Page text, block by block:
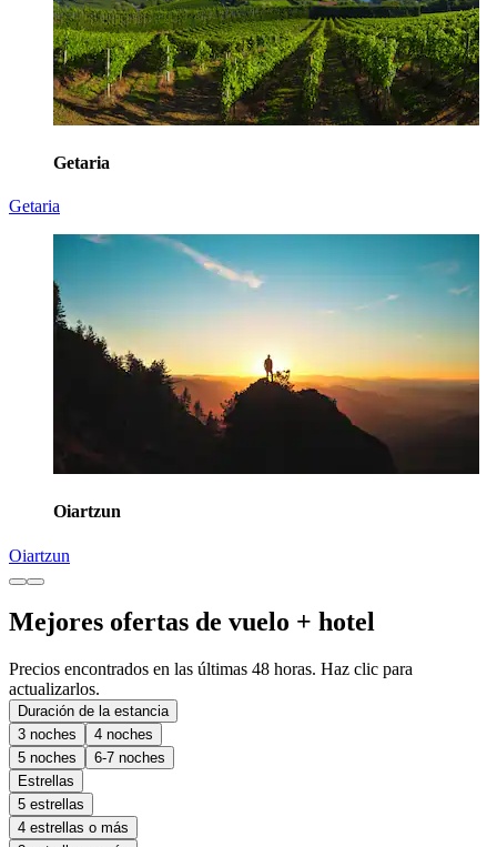
Getaria
Getaria
Oiartzun
Oiartzun
Mejores ofertas de vuelo + hotel
Precios encontrados en las últimas 48 horas. Haz clic para
actualizarlos.
Duración de la estancia
3 noches
4 noches
5 noches
6-7 noches
Estrellas
5 estrellas
4 estrellas o más